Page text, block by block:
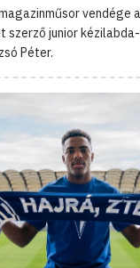
vendége
szerző junior
Péter.